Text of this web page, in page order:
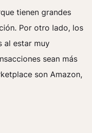
tienen grandes
Por otro lado, los
al estar muy
sean más
son Amazon,